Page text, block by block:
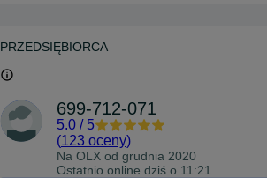
PRZEDSIĘBIORCA
699-712-071
5.0 / 5
(123 oceny)
Na OLX od grudnia 2020
Ostatnio online dziś o 11:21